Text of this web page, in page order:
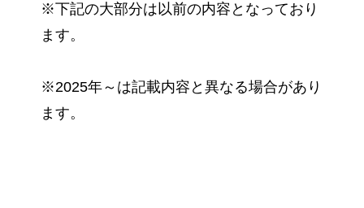
※下記の大部分は以前の内容となっており
ます。
※2025年～は記載内容と異なる場合があり
ます。